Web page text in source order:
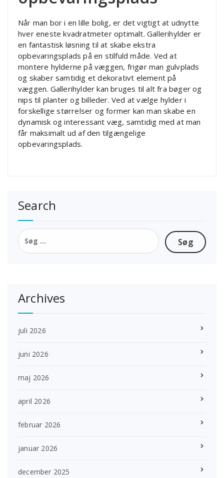
Når man bor i en lille bolig, er det vigtigt at udnytte
hver eneste kvadratmeter optimalt. Gallerihylder er
en fantastisk løsning til at skabe ekstra
opbevaringsplads på en stilfuld måde. Ved at
montere hylderne på væggen, frigør man gulvplads
og skaber samtidig et dekorativt element på
væggen. Gallerihylder kan bruges til alt fra bøger og
nips til planter og billeder. Ved at vælge hylder i
forskellige størrelser og former kan man skabe en
dynamisk og interessant væg, samtidig med at man
får maksimalt ud af den tilgængelige
opbevaringsplads.
Search
Søg
efter:
Archives
juli 2026
juni 2026
maj 2026
april 2026
februar 2026
januar 2026
december 2025